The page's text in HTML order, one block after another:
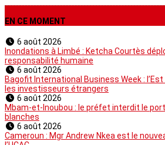
EN CE MOMENT
6 août 2026
Inondations à Limbé : Ketcha Courtès
responsabilité humaine
6 août 2026
Bagofit International Business Week :
les investisseurs étrangers
6 août 2026
Mbam-et-Inoubou : le préfet interdit le
blanches
6 août 2026
Cameroun : Mgr Andrew Nkea est le